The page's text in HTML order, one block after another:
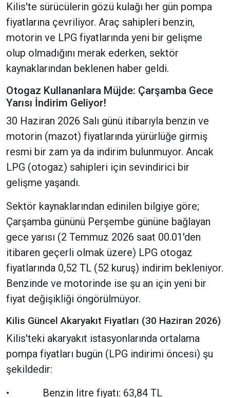
Kilis'te sürücülerin gözü kulağı her gün pompa
fiyatlarına çevriliyor. Araç sahipleri benzin,
motorin ve LPG fiyatlarında yeni bir gelişme
olup olmadığını merak ederken, sektör
kaynaklarından beklenen haber geldi.
Otogaz Kullananlara Müjde: Çarşamba Gece
Yarısı İndirim Geliyor!
30 Haziran 2026 Salı günü itibarıyla benzin ve
motorin (mazot) fiyatlarında yürürlüğe girmiş
resmi bir zam ya da indirim bulunmuyor. Ancak
LPG (otogaz) sahipleri için sevindirici bir
gelişme yaşandı.
Sektör kaynaklarından edinilen bilgiye göre;
Çarşamba gününü Perşembe gününe bağlayan
gece yarısı (2 Temmuz 2026 saat 00.01'den
itibaren geçerli olmak üzere) LPG otogaz
fiyatlarında 0,52 TL (52 kuruş) indirim bekleniyor.
Benzinde ve motorinde ise şu an için yeni bir
fiyat değişikliği öngörülmüyor.
Kilis Güncel Akaryakıt Fiyatları (30 Haziran 2026)
Kilis'teki akaryakıt istasyonlarında ortalama
pompa fiyatları bugün (LPG indirimi öncesi) şu
şekildedir:
• Benzin litre fiyatı: 63,84 TL